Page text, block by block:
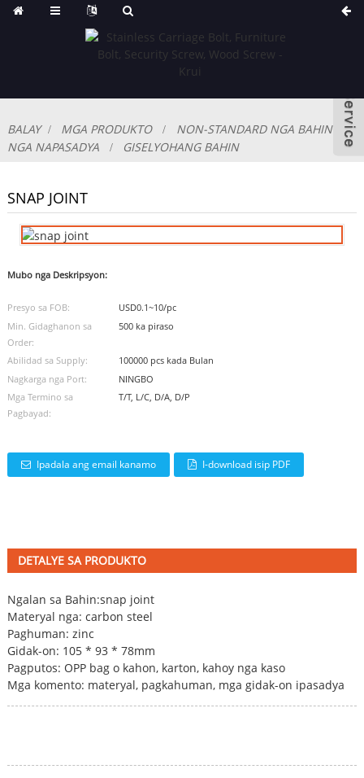
BALAY MGA PRODUKTO
NON-STANDARD NGA BAHIN
NGA NAPASADYA
GISELYOHANG BAHIN
SNAP JOINT
Mubo nga Deskripsyon:
Presyo sa FOB:
USD0.1~10/pc
Min. Gidaghanon sa
Order:
500 ka piraso
Abilidad sa Supply:
100000 pcs kada Bulan
Nagkarga nga Port:
NINGBO
Mga Termino sa
Pagbayad:
T/T, L/C, D/A, D/P
Ipadala ang email kanamo I-download isip PDF
DETALYE SA PRODUKTO
Ngalan sa Bahin:snap joint
Materyal nga: carbon steel
Paghuman: zinc
Gidak-on: 105 * 93 * 78mm
Pagputos: OPP bag o kahon, karton, kahoy nga kaso
Mga komento: materyal, pagkahuman, mga gidak-on ipasadya